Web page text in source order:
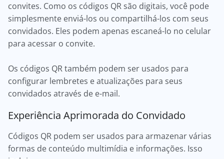
convites. Como os códigos QR são digitais, você pode
simplesmente enviá-los ou compartilhá-los com seus
convidados. Eles podem apenas escaneá-lo no celular
para acessar o convite.
Os códigos QR também podem ser usados para
configurar lembretes e atualizações para seus
convidados através de e-mail.
Experiência Aprimorada do Convidado
Códigos QR podem ser usados para armazenar várias
formas de conteúdo multimídia e informações. Isso